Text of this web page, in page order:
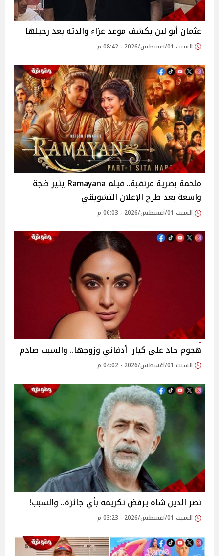
عثمان أبو لبن يكشف موعد عزاء والدته بعد رحيلها
السبت 01/أغسطس/2026 - 08:42 م
ملحمة بصرية مرتقبة.. فيلم Ramayana يثير ضجة
واسعة بعد طرح الإعلان التشويقي
السبت 01/أغسطس/2026 - 06:03 م
هجوم حاد على كيارا أدفاني وزوجها.. والسبب صادم
السبت 01/أغسطس/2026 - 04:02 م
نصر الدين شاه يرفض تكريمه بأي جائزة.. والسبب!
السبت 01/أغسطس/2026 - 03:23 م